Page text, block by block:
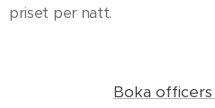
priset per natt.
Boka